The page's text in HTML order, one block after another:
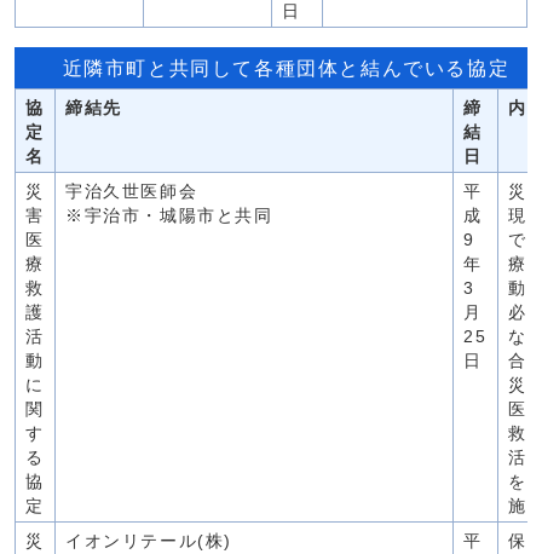
日
近隣市町と共同して各種団体と結んでいる協定
協
定
名
締結先
締
結
日
内
災
害
医
療
救
護
活
動
に
関
す
る
協
定
宇治久世医師会
※宇治市・城陽市と共同
平
成
9
年
3
月
25
日
災
現
で
療
動
必
な
合
災
医
救
活
を
施
災
イオンリテール(株)
平
保